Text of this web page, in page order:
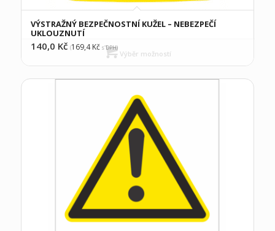
VÝSTRAŽNÝ BEZPEČNOSTNÍ KUŽEL – NEBEZPEČÍ
UKLOUZNUTÍ
140,0 Kč (169,4Kčs DPH)
Výběr možností